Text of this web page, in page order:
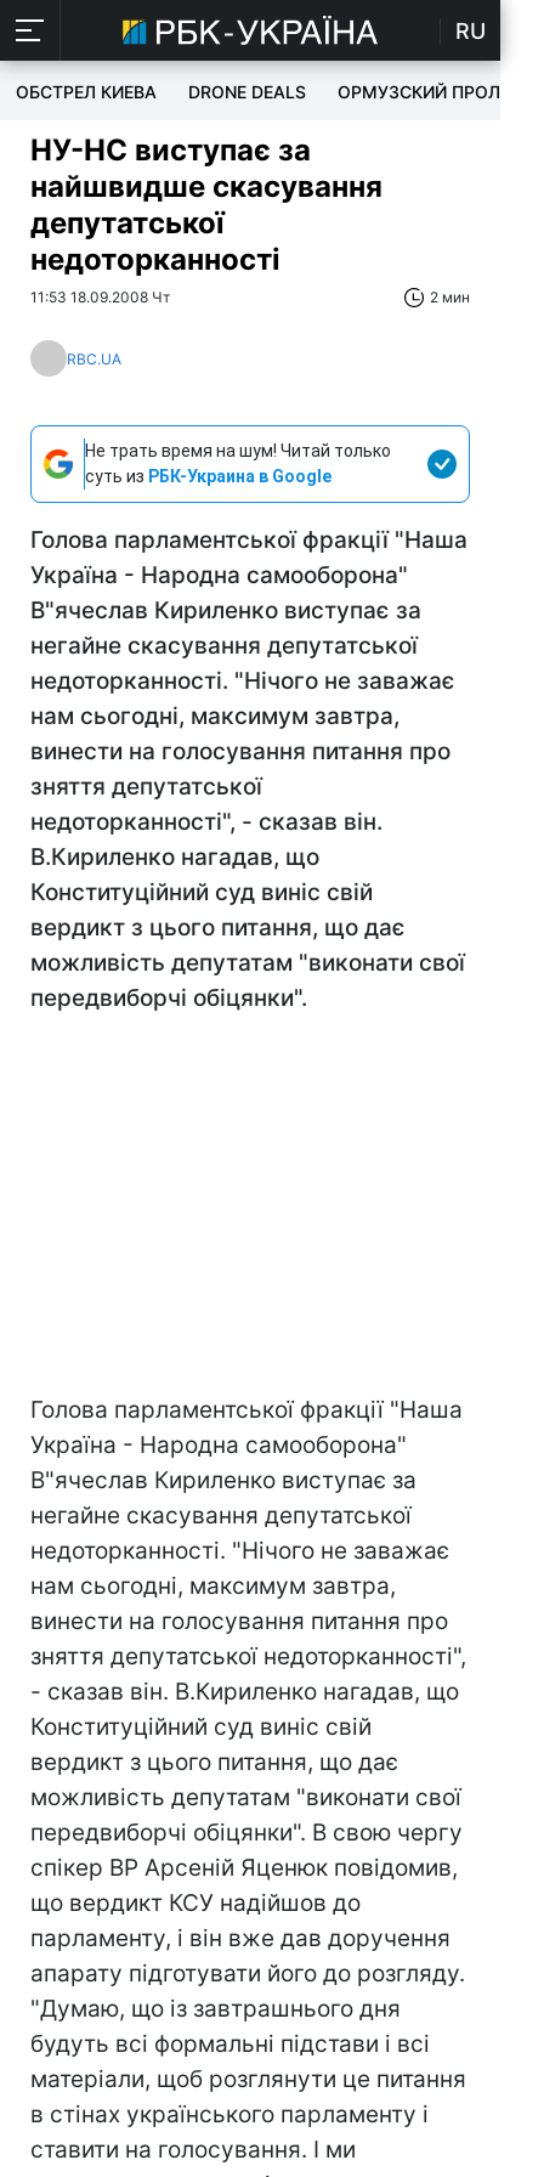
RU
ОБСТРЕЛ КИЕВА DRONE DEALS ОРМУЗСКИЙ ПРОЛИВ
НУ-НС виступає за
найшвидше скасування
депутатської
недоторканності
11:53 18.09.2008 Чт 2 мин
RBC.UA
Не трать время на шум! Читай только
суть из РБК-Украина в Google
Голова парламентської фракції "Наша
Україна - Народна самооборона"
В"ячеслав Кириленко виступає за
негайне скасування депутатської
недоторканності. "Нічого не заважає
нам сьогодні, максимум завтра,
винести на голосування питання про
зняття депутатської
недоторканності", - сказав він.
В.Кириленко нагадав, що
Конституційний суд виніс свій
вердикт з цього питання, що дає
можливість депутатам "виконати свої
передвиборчі обіцянки".
Голова парламентської фракції "Наша
Україна - Народна самооборона"
В"ячеслав Кириленко виступає за
негайне скасування депутатської
недоторканності. "Нічого не заважає
нам сьогодні, максимум завтра,
винести на голосування питання про
зняття депутатської недоторканності",
- сказав він. В.Кириленко нагадав, що
Конституційний суд виніс свій
вердикт з цього питання, що дає
можливість депутатам "виконати свої
передвиборчі обіцянки". В свою чергу
спікер ВР Арсеній Яценюк повідомив,
що вердикт КСУ надійшов до
парламенту, і він вже дав доручення
апарату підготувати його до розгляду.
"Думаю, що із завтрашнього дня
будуть всі формальні підстави і всі
матеріали, щоб розглянути це питання
в стінах українського парламенту і
ставити на голосування. І ми